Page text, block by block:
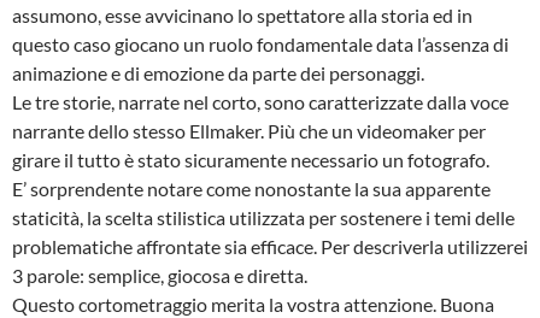
assumono, esse avvicinano lo spettatore alla storia ed in
questo caso giocano un ruolo fondamentale data l’assenza di
animazione e di emozione da parte dei personaggi.
Le tre storie, narrate nel corto, sono caratterizzate dalla voce
narrante dello stesso Ellmaker. Più che un videomaker per
girare il tutto è stato sicuramente necessario un fotografo.
E’ sorprendente notare come nonostante la sua apparente
staticità, la scelta stilistica utilizzata per sostenere i temi delle
problematiche affrontate sia efficace. Per descriverla utilizzerei
3 parole: semplice, giocosa e diretta.
Questo cortometraggio merita la vostra attenzione. Buona